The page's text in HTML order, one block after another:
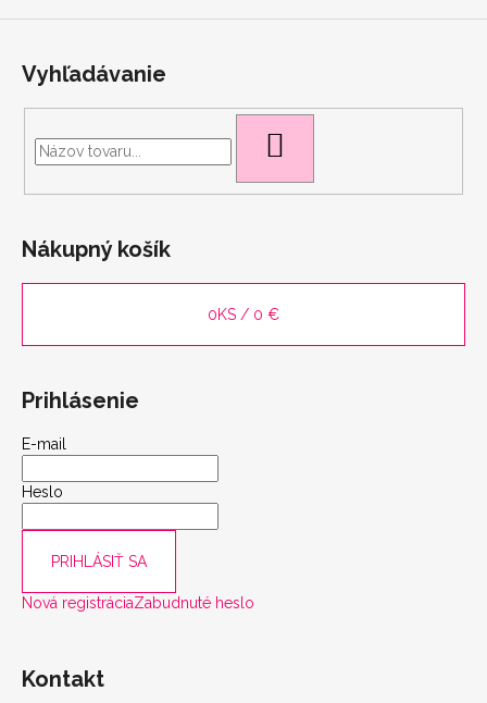
Vyhľadávanie
Nákupný košík
0KS / 0 €
Prihlásenie
E-mail
Heslo
PRIHLÁSIŤ SA
Nová registráciaZabudnuté heslo
Kontakt